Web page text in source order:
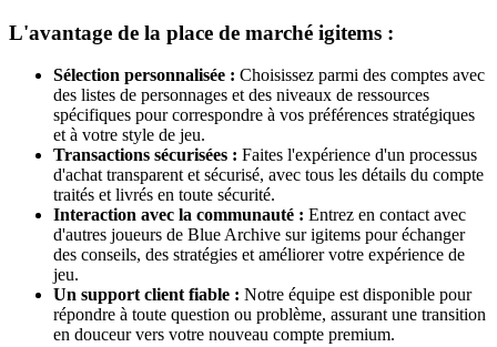
L'avantage de la place de marché igitems :
Sélection personnalisée : Choisissez parmi des comptes avec
des listes de personnages et des niveaux de ressources
spécifiques pour correspondre à vos préférences stratégiques
et à votre style de jeu.
Transactions sécurisées : Faites l'expérience d'un processus
d'achat transparent et sécurisé, avec tous les détails du compte
traités et livrés en toute sécurité.
Interaction avec la communauté : Entrez en contact avec
d'autres joueurs de Blue Archive sur igitems pour échanger
des conseils, des stratégies et améliorer votre expérience de
jeu.
Un support client fiable : Notre équipe est disponible pour
répondre à toute question ou problème, assurant une transition
en douceur vers votre nouveau compte premium.